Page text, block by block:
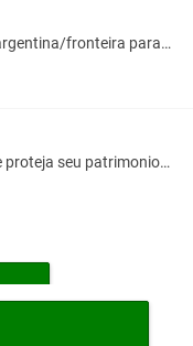
512 ha. campo a venda argentina/fronteira parana.
Expanda seus negócios e proteja seu patrimonio no